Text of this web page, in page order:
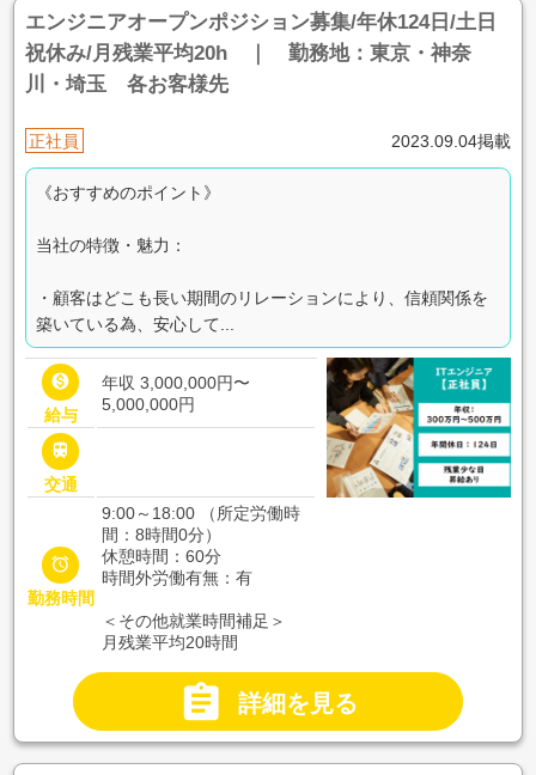
エンジニアオープンポジション募集/年休124日/土日
祝休み/月残業平均20h ｜ 勤務地：東京・神奈
川・埼玉 各お客様先
正社員 2023.09.04掲載
《おすすめのポイント》
当社の特徴・魅力：
・顧客はどこも長い期間のリレーションにより、信頼関係を
築いている為、安心して...

給与
年収 3,000,000円〜
5,000,000円

交通

勤務時間
9:00～18:00 （所定労働時
間：8時間0分）
休憩時間：60分
時間外労働有無：有
＜その他就業時間補足＞
月残業平均20時間
 詳細を見る